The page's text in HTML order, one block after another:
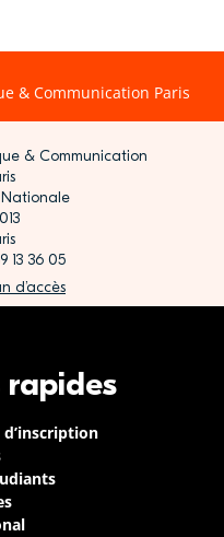
& Communication Paris
& Communication
Nationale
13 36 05
d’accès
rapides